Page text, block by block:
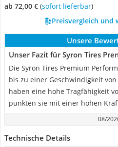
ab 72,00 € ( Sofort lieferbar)
Preisvergleich und
Unsere
Unser Fazit für Syron Tires
Die Syron Tires Premium
bis zu einer Geschwindigkeit
haben eine hohe Tragfähigkeit
punkten sie mit einer hohen
08/
Technische Details